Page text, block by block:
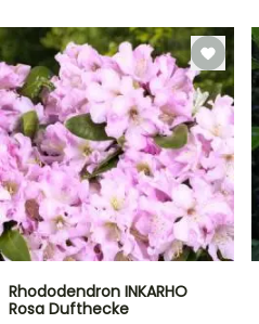
Rhododendron INKARHO
Rosa Dufthecke